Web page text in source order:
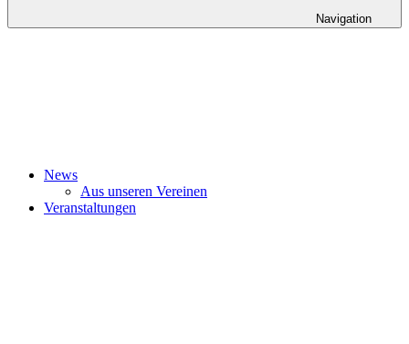
Navigation
News
Aus unseren Vereinen
Veranstaltungen